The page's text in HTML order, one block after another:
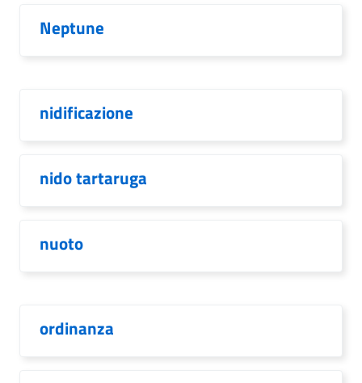
Neptune
nidificazione
nido tartaruga
nuoto
ordinanza